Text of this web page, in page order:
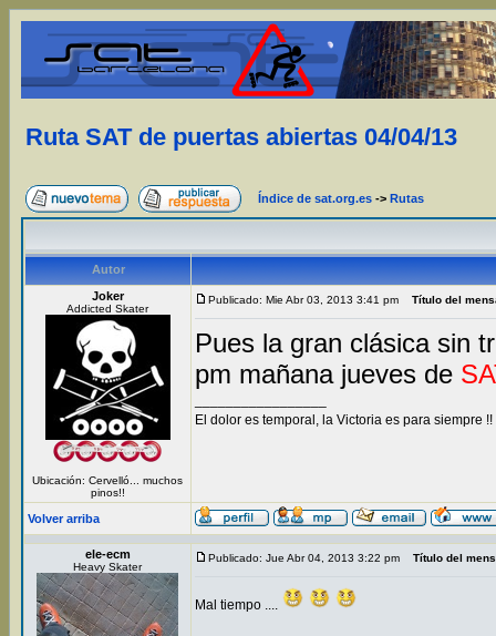
Ruta SAT de puertas abiertas 04/04/13
Índice de sat.org.es -> Rutas
Autor
Joker
Addicted Skater
Ubicación: Cervelló... muchos
pinos!!
Publicado: Mie Abr 03, 2013 3:41 pm Título del
Pues la gran clásica sin
pm mañana jueves de
El dolor es temporal, la Victoria es para siempre !!
Volver arriba
ele-ecm
Heavy Skater
Publicado: Jue Abr 04, 2013 3:22 pm Título del
Mal tiempo ....